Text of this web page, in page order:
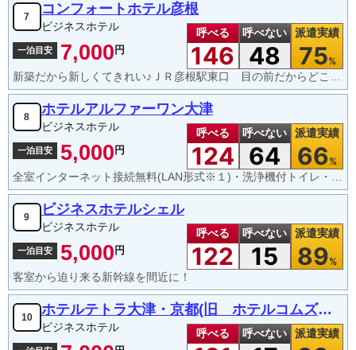
7 コンフォートホテル彦根
ビジネスホテル
一泊目安 7,000円
呼べる
146
呼べない
48
派遣実績
75%
新築だから新しくてきれい♪ＪＲ彦根駅東口 目の前だからどこへ行くのも便利です♪
8 ホテルアルファーワン大津
ビジネスホテル
一泊目安 5,000円
呼べる
124
呼べない
64
派遣実績
66%
全室インターネット接続無料(LAN形式※１)・洗浄機付トイレ・ズボンプレッサー・静音型冷蔵庫完備
9 ビジネスホテルシェル
ビジネスホテル
一泊目安 5,000円
呼べる
122
呼べない
15
派遣実績
89%
客室から迫り来る新幹線を間近に！
10 ホテルテトラ大津・京都(旧 ホテルコムズ大津)
ビジネスホテル
呼べる 呼べない 派遣実績